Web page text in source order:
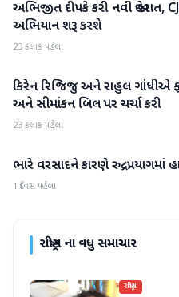
રાષ્ટ્રીય
અભિજીત દીપકે કરી નવી જાહેરાત,
અભિયાન શરૂ કરશે
23 કલાક પહેલા
રાષ્ટ્રીય
કિરેન રિજિજુ અને રાહુલ ગાંધીએ
અને સીમાંકન બિલ પર ચર્ચા કરી
23 કલાક પહેલા
રાષ્ટ્રીય
ભારે વરસાદને કારણે રુદ્રપ્રયાગમાં
1 દિવસ પહેલા
રાષ્ટ્રીયના વધુ સમાચાર
રાષ્ટ્રીય